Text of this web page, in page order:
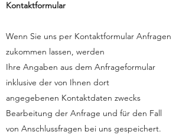
Kontaktformular
Wenn Sie uns per Kontaktformular Anfragen
zukommen lassen, werden
Ihre Angaben aus dem Anfrageformular
inklusive der von Ihnen dort
angegebenen Kontaktdaten zwecks
Bearbeitung der Anfrage und für den Fall
von Anschlussfragen bei uns gespeichert.